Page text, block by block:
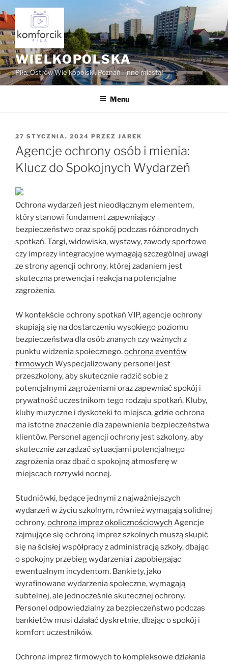
Przejdź
do
treści
WIELKOPOLSKA
Piła, Ostrów Wielkopolski, Poznań i inne miasta!
Menu
OPUBLIKOWANE
W
27 STYCZNIA, 2024 PRZEZ JAREK
Agencje ochrony osób i mienia:
Klucz do Spokojnych Wydarzeń
Ochrona wydarzeń jest nieodłącznym elementem,
który stanowi fundament zapewniający
bezpieczeństwo oraz spokój podczas różnorodnych
spotkań. Targi, widowiska, wystawy, zawody sportowe
czy imprezy integracyjne wymagają szczególnej uwagi
ze strony agencji ochrony, której zadaniem jest
skuteczna prewencja i reakcja na potencjalne
zagrożenia.
W kontekście ochrony spotkań VIP, agencje ochrony
skupiają się na dostarczeniu wysokiego poziomu
bezpieczeństwa dla osób znanych czy ważnych z
punktu widzenia społecznego.ochrona eventów
firmowych Wyspecjalizowany personel jest
przeszkolony, aby skutecznie radzić sobie z
potencjalnymi zagrożeniami oraz zapewniać spokój i
prywatność uczestnikom tego rodzaju spotkań. Kluby,
kluby muzyczne i dyskoteki to miejsca, gdzie ochrona
ma istotne znaczenie dla zapewnienia bezpieczeństwa
klientów. Personel agencji ochrony jest szkolony, aby
skutecznie zarządzać sytuacjami potencjalnego
zagrożenia oraz dbać o spokojną atmosferę w
miejscach rozrywki nocnej.
Studniówki, będące jednymi z najważniejszych
wydarzeń w życiu szkolnym, również wymagają solidnej
ochrony.ochrona imprez okolicznościowych Agencje
zajmujące się ochroną imprez szkolnych muszą skupić
się na ścisłej współpracy z administracją szkoły, dbając
o spokojny przebieg wydarzenia i zapobiegając
ewentualnym incydentom. Bankiety, jako
wyrafinowane wydarzenia społeczne, wymagają
subtelnej, ale jednocześnie skutecznej ochrony.
Personel odpowiedzialny za bezpieczeństwo podczas
bankietów musi działać dyskretnie, dbając o spokój i
komfort uczestników.
Ochrona imprez firmowych to kompleksowe działania